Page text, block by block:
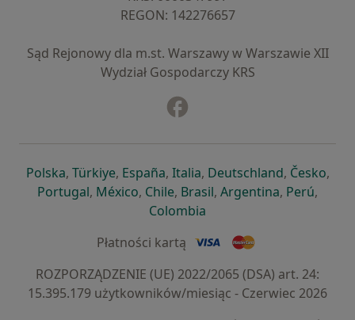
REGON: ⁠142276657
Sąd Rejonowy dla m.st. Warszawy w Warszawie XII
Wydział Gospodarczy KRS
Polskaotwiera się w nowej karcie
, Türkiyeotwiera się w nowej karcie
, Españaotwiera się w nowej karcie
, Italiaotwiera się w nowej
, Deutschlandotwiera się
, Česko,
Portugalotwiera się w nowej karcie
, Méxicootwiera się w nowej karcie
, Chileotwiera się w nowej karcie
, Brasilotwiera się w nowej
, Argentinaotwiera się
, Perú,
Colombia
Płatności kartą
ROZPORZĄDZENIE (UE) 2022/2065 (DSA) art. 24:
15.395.179 użytkowników/miesiąc - Czerwiec 2026